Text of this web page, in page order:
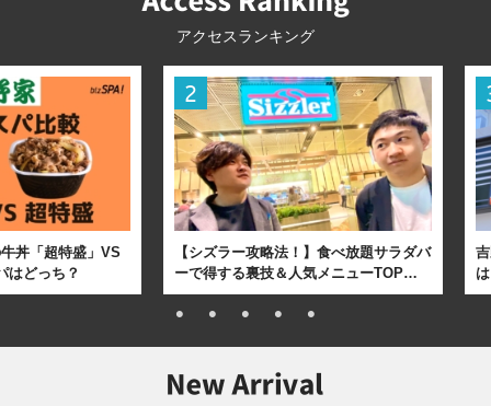
アクセスランキング
丼「超特盛」VS
はどっち？
【シズラー攻略法！】食べ放題サラダバ
ーで得する裏技＆人気メニューTOP…